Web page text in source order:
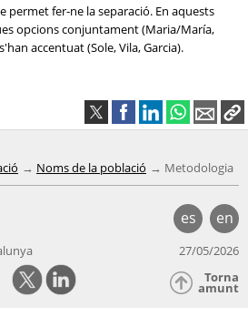
permet fer-ne la separació. En aquests
opcions conjuntament (Maria/María,
accentuat (Sole, Vila, Garcia).
Noms de la població Metodologia
es en
27/05/2026
Torna
amunt